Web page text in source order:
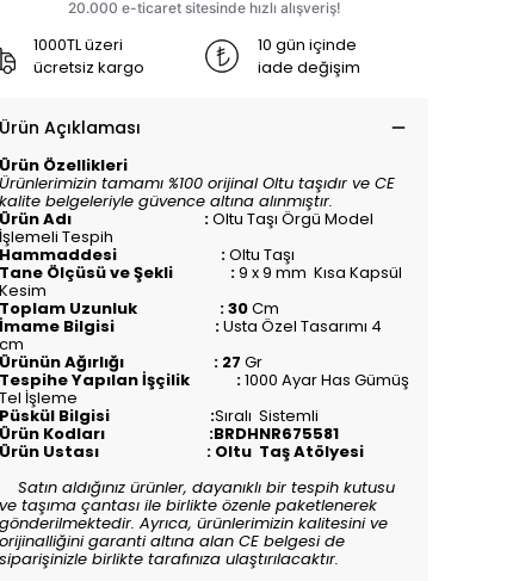
1000TL üzeri
ücretsiz kargo
10 gün içinde
iade değişim
Ürün Açıklaması
Ürün Özellikleri
Ürünlerimizin tamamı %100 orijinal Oltu taşıdır ve CE
kalite belgeleriyle güvence altına alınmıştır.
Ürün Adı :Oltu Taşı Örgü Model
İşlemeli Tespih
Hammaddesi :Oltu Taşı
Tane Ölçüsü ve Şekli :9 x 9 mm Kısa Kapsül
Kesim
Toplam Uzunluk : 30Cm
İmame Bilgisi :Usta Özel Tasarımı 4
cm
Ürünün Ağırlığı : 27 Gr
Tespihe Yapılan İşçilik :1000 Ayar Has Gümüş
Tel İşleme
Püskül Bilgisi :Sıralı Sistemli
Ürün Kodları :BRDHNR675581
Ürün Ustası : Oltu Taş Atölyesi
Satın aldığınız ürünler, dayanıklı bir tespih kutusu
ve taşıma çantası ile birlikte özenle paketlenerek
gönderilmektedir. Ayrıca, ürünlerimizin kalitesini ve
orijinalliğini garanti altına alan CE belgesi de
siparişinizle birlikte tarafınıza ulaştırılacaktır.